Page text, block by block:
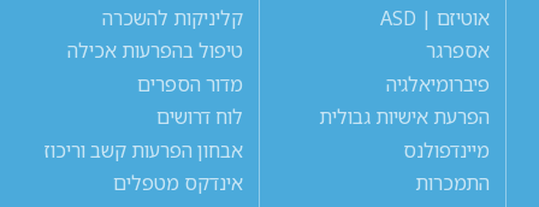
אוטיזם | ASD
אספרגר
פיברומיאלגיה
הפרעת אישיות גבולית
מיינדפולנס
התמכרות
קליניקות להשכרה
טיפול בהפרעות אכילה
מדור הספרים
לוח דרושים
אבחון הפרעות קשב וריכוז
אינדקס מטפלים